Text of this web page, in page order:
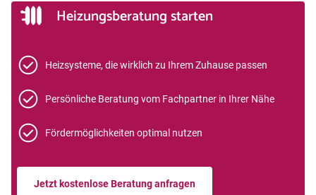
Heizungsberatung starten
Heizsysteme, die wirklich zu Ihrem Zuhause passen
Persönliche Beratung vom Fachpartner in Ihrer Nähe
Fördermöglichkeiten optimal nutzen
Jetzt kostenlose Beratung anfragen